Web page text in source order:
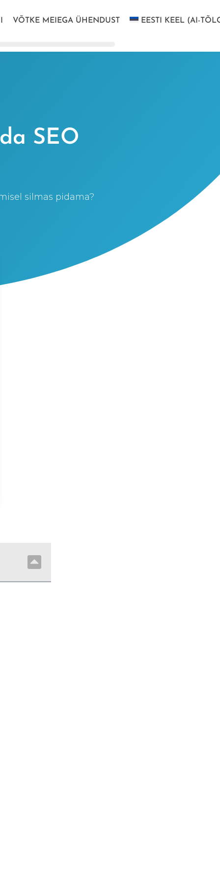
VÕTKE MEIEGA ÜHENDUST EESTI KEEL (AI-
SEO
silmas pidama?